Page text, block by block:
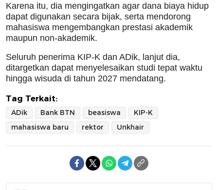
Karena itu, dia mengingatkan agar dana biaya hidup
dapat digunakan secara bijak, serta mendorong
mahasiswa mengembangkan prestasi akademik
maupun non-akademik.
Seluruh penerima KIP-K dan ADik, lanjut dia,
ditargetkan dapat menyelesaikan studi tepat waktu
hingga wisuda di tahun 2027 mendatang.
Tag Terkait:
ADik Bank BTN beasiswa
KIP-K
mahasiswa baru
rektor Unkhair